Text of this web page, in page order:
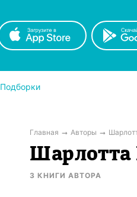
Подборки
Главная Авторы
3 КНИГИ АВТОРА